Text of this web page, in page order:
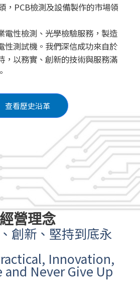
，PCB檢測及設備製作的市場領
電性檢測、光學檢驗服務，製造
性測試機。我們深信成功來自於
，以務實、創新的技術與服務滿
查看歷史沿革
經營理念
創新、堅持到底永
Innovation,
and Never Give Up